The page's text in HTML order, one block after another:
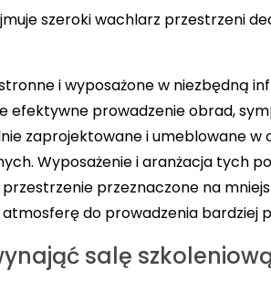
szeroki wachlarz przestrzeni
i wyposażone w niezbędną
efektywne prowadzenie obrad,
zaprojektowane i umeblowane
Wyposażenie i aranżacja tych
przeznaczone na
do prowadzenia bardziej
salę